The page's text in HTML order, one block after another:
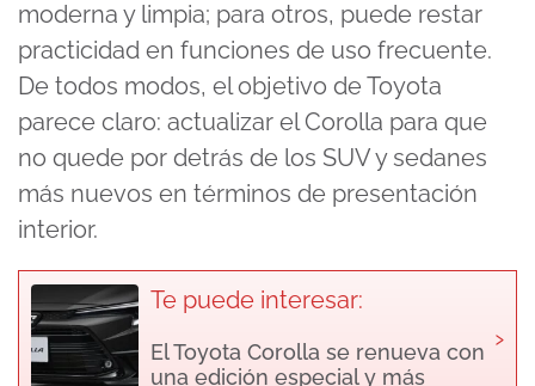
moderna y limpia; para otros, puede restar
practicidad en funciones de uso frecuente.
De todos modos, el objetivo de Toyota
parece claro: actualizar el Corolla para que
no quede por detrás de los SUV y sedanes
más nuevos en términos de presentación
interior.
Te puede interesar:
El Toyota Corolla se renueva con
una edición especial y más
›